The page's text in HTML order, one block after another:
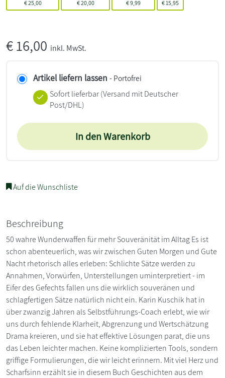
€25,00 €20,00 €9,99 € 15,95
€16,00 inkl. MwSt.
Artikel liefern lassen - Portofrei
Sofort lieferbar(Versand mit Deutscher
Post/DHL)
In den Warenkorb
Auf die Wunschliste
Beschreibung
50 wahre Wunderwaffen für mehr Souveränität im Alltag Es ist
schon abenteuerlich, was wir zwischen Guten Morgen und Gute
Nacht rhetorisch alles erleben: Schlichte Sätze werden zu
Annahmen, Vorwürfen, Unterstellungen uminterpretiert - im
Eifer des Gefechts fallen uns die wirklich souveränen und
schlagfertigen Sätze natürlich nicht ein. Karin Kuschik hat in
über zwanzig Jahren als Selbstführungs-Coach erlebt, wie wir
uns durch fehlende Klarheit, Abgrenzung und Wertschätzung
Drama kreieren, und sie hat effektive Lösungen parat, die uns
das Leben leichter machen. Keine komplizierten Tools, sondern
griffige Formulierungen, die wir leicht erinnern. Mit viel Herz und
Scharfsinn erzählt sie in diesem Buch Geschichten aus dem